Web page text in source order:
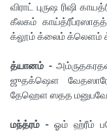
விராட் புருஷ ரிஷி
கீலகம்
க்லூம் க்லைம் க்லௌம்
த்யானம் -
ஜுதக்ஷௌ
தேஹௌ ஸதத
மந்த்ரம் -ஓம் ஹ்ரீம்